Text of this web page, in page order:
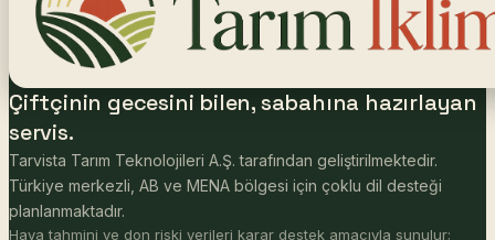
Çiftçinin gecesini bilen, sabahına hazırlayan
servis.
Tarvista Tarım Teknolojileri A.Ş. tarafından geliştirilmektedir.
Türkiye merkezli, AB ve MENA bölgesi için çoklu dil desteği
planlanmaktadır.
Hava tahmini ve don riski verileri karar destek amacıyla sunulur;